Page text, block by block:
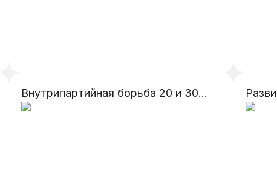
Внутрипартийная борьба 20 и 30 годы